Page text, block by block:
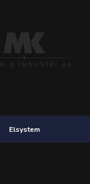
Elsystem